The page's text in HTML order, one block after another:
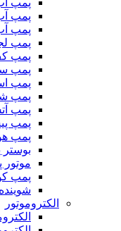
پمپ
پمپ
پمپ
پمپ
پمپ
پمپ
پمپ
پمپ
پمپ
پمپ
پمپ
الکتروموتور